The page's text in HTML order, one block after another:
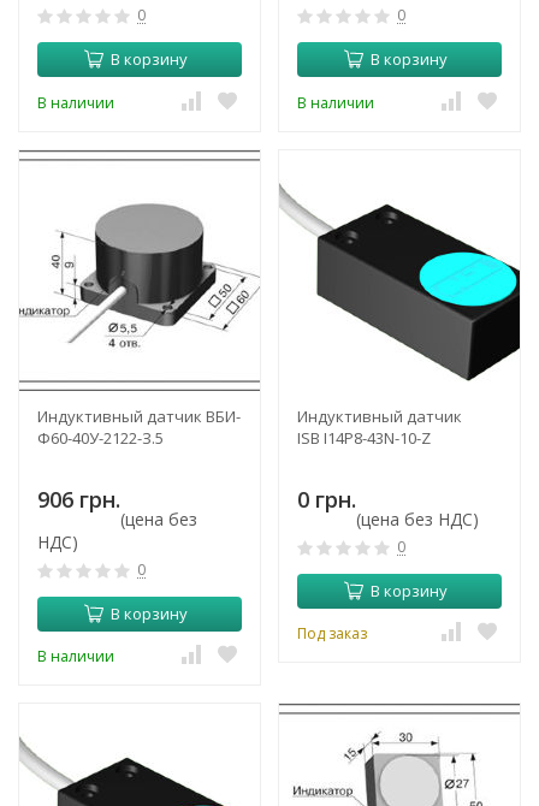
0
В корзину
В наличии
0
В корзину
В наличии
Индуктивный датчик ВБИ-
Ф60-40У-2122-З.5
906 грн.
(цена без
НДС)
0
В корзину
В наличии
Индуктивный датчик
ISB I14P8-43N-10-Z
0 грн.
(цена без НДС)
0
В корзину
Под заказ